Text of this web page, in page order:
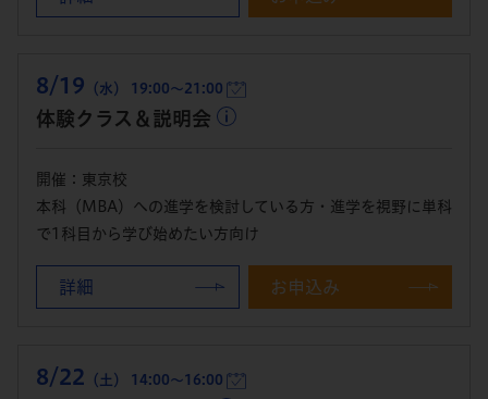
8/19 （水） 19:00～21:00
体験クラス＆説明会
開催：東京校
本科（MBA）への進学を検討している方・進学を視野に単科
で1科目から学び始めたい方向け
詳細 お申込み
8/22 （土） 14:00～16:00